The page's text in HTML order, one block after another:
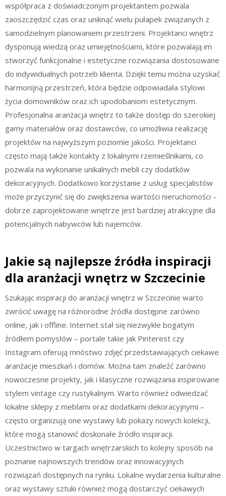
współpraca z doświadczonym projektantem pozwala
zaoszczędzić czas oraz uniknąć wielu pułapek związanych z
samodzielnym planowaniem przestrzeni. Projektanci wnętrz
dysponują wiedzą oraz umiejętnościami, które pozwalają im
stworzyć funkcjonalne i estetyczne rozwiązania dostosowane
do indywidualnych potrzeb klienta. Dzięki temu można uzyskać
harmonijną przestrzeń, która będzie odpowiadała stylowi
życia domowników oraz ich upodobaniom estetycznym.
Profesjonalna aranżacja wnętrz to także dostęp do szerokiej
gamy materiałów oraz dostawców, co umożliwia realizację
projektów na najwyższym poziomie jakości. Projektanci
często mają także kontakty z lokalnymi rzemieślnikami, co
pozwala na wykonanie unikalnych mebli czy dodatków
dekoracyjnych. Dodatkowo korzystanie z usług specjalistów
może przyczynić się do zwiększenia wartości nieruchomości –
dobrze zaprojektowane wnętrze jest bardziej atrakcyjne dla
potencjalnych nabywców lub najemców.
Jakie są najlepsze źródła inspiracji
dla aranżacji wnętrz w Szczecinie
Szukając inspiracji do aranżacji wnętrz w Szczecinie warto
zwrócić uwagę na różnorodne źródła dostępne zarówno
online, jak i offline. Internet stał się niezwykle bogatym
źródłem pomysłów – portale takie jak Pinterest czy
Instagram oferują mnóstwo zdjęć przedstawiających ciekawe
aranżacje mieszkań i domów. Można tam znaleźć zarówno
nowoczesne projekty, jak i klasyczne rozwiązania inspirowane
stylem vintage czy rustykalnym. Warto również odwiedzać
lokalne sklepy z meblami oraz dodatkami dekoracyjnymi –
często organizują one wystawy lub pokazy nowych kolekcji,
które mogą stanowić doskonałe źródło inspiracji.
Uczestnictwo w targach wnętrzarskich to kolejny sposób na
poznanie najnowszych trendów oraz innowacyjnych
rozwiązań dostępnych na rynku. Lokalne wydarzenia kulturalne
oraz wystawy sztuki również mogą dostarczyć ciekawych